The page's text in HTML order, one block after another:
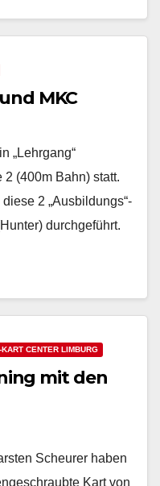
MKC
„Lehrgang“
(400m Bahn) statt.
2 „Ausbildungs“-
durchgeführt.
KART CENTER LIMBURG
mit den
Scheurer haben
Kart von